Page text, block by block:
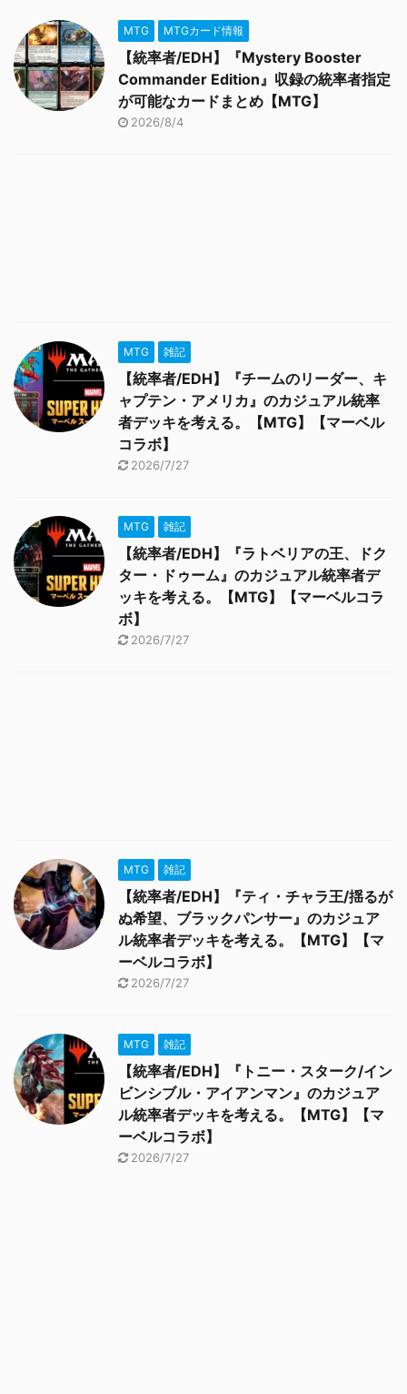
MTG MTGカード情報
【統率者/EDH】『Mystery Booster
Commander Edition』収録の統率者指定
が可能なカードまとめ【MTG】
2026/8/4
MTG 雑記
【統率者/EDH】『チームのリーダー、キ
ャプテン・アメリカ』のカジュアル統率
者デッキを考える。【MTG】【マーベル
コラボ】
2026/7/27
MTG 雑記
【統率者/EDH】『ラトベリアの王、ドク
ター・ドゥーム』のカジュアル統率者デ
ッキを考える。【MTG】【マーベルコラ
ボ】
2026/7/27
MTG 雑記
【統率者/EDH】『ティ・チャラ王/揺るが
ぬ希望、ブラックパンサー』のカジュア
ル統率者デッキを考える。【MTG】【マ
ーベルコラボ】
2026/7/27
MTG 雑記
【統率者/EDH】『トニー・スターク/イン
ビンシブル・アイアンマン』のカジュア
ル統率者デッキを考える。【MTG】【マ
ーベルコラボ】
2026/7/27